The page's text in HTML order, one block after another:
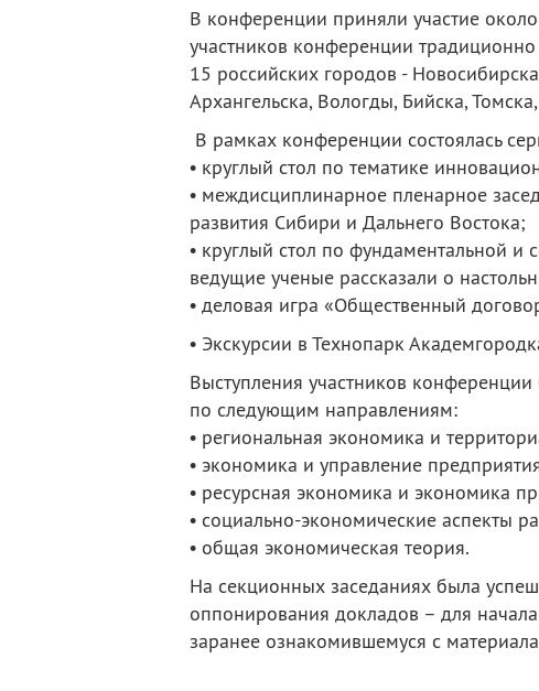
Контакты
Публикации
В конференции приняли участие
участников конференции
15 российских городов -
Архангельска, Вологды, Бийска,
В рамках конференции состоялась
• круглый стол по тематике
• междисциплинарное пленарное
развития Сибири и Дальнего Востока;
• круглый стол по фундаментальной и
ведущие ученые рассказали о
• деловая игра «Общественный
• Экскурсии в Технопарк
Выступления участников
по следующим направлениям:
• региональная экономика и
• экономика и управление
• ресурсная экономика и экономика
• социально-экономические аспекты
• общая экономическая теория.
На секционных заседаниях была
оппонирования докладов – для начала
заранее ознакомившемуся с